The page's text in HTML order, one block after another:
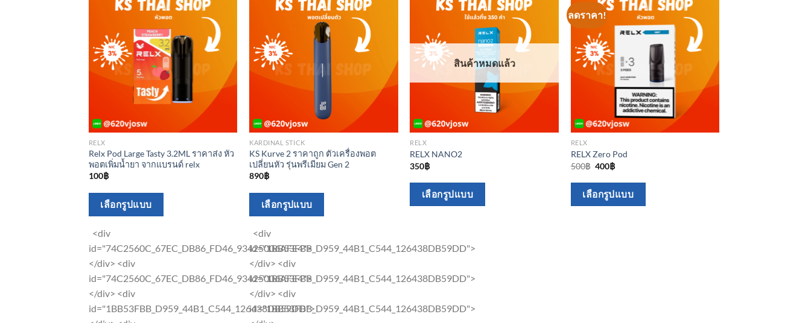
RELX
Relx Pod Large Tasty 3.2ML ราคาส่ง หัว
พอตเพิ่มน้ำยา จากแบรนด์ relx
100฿
เลือกรูปแบบ
multiple
The
may
<div
id="74C2560C_67EC_DB86_FD46_93425006AFE4">
</div> <div
id="74C2560C_67EC_DB86_FD46_93425006AFE4">
</div> <div
id="1BB53FBB_D959_44B1_C544_126438DB59DD">
KARDINAL STICK
KS Kurve 2 ราคาถูก ตัวเครื่องพอต
เปลี่ยนหัว รุ่นพรีเมียม Gen 2
890฿
เลือกรูปแบบ
multiple
The
may
<div
id="1BB53FBB_D959_44B1_C544_126438DB59DD">
</div> <div
id="1BB53FBB_D959_44B1_C544_126438DB59DD">
</div> <div
id="1BB53FBB_D959_44B1_C544_126438DB59DD">
สินค้าหมดแล้ว
RELX
RELX NANO2
350฿
เลือกรูปแบบ
ลดราคา!
RELX
RELX Zero Pod
500฿ Original
price
was:
500฿.
400฿Current
is:
400฿.
เลือกรูปแบบ